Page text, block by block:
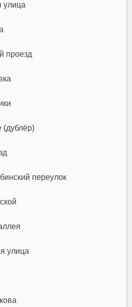
улица
проезд
(дублёр)
переулок
улица